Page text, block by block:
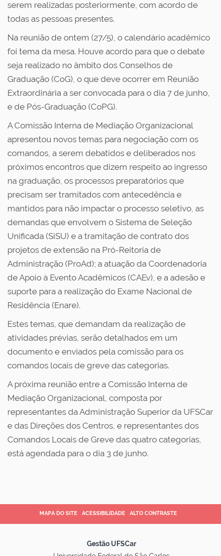
serem realizadas posteriormente, com acordo de
todas as pessoas presentes.
Na reunião de ontem (27/5), o calendário acadêmico
foi tema da mesa. Houve acordo para que o debate
seja realizado no âmbito dos Conselhos de
Graduação (CoG), o que deve ocorrer em Reunião
Extraordinária a ser convocada para o dia 7 de junho,
e de Pós-Graduação (CoPG).
A Comissão Interna de Mediação Organizacional
apresentou novos temas para negociação com os
comandos, a serem debatidos e deliberados nos
próximos encontros que dizem respeito ao ingresso
na graduação, os processos preparatórios que
precisam ser tramitados com antecedência e
mantidos para não impactar o processo seletivo, as
demandas que envolvem o Sistema de Seleção
Unificada (SiSU) e a tramitação de contrato dos
projetos de extensão na Pró-Reitoria de
Administração (ProAd); a atuação da Coordenadoria
de Apoio à Evento Acadêmicos (CAEv), e a adesão e
suporte para a realização do Exame Nacional de
Residência (Enare).
Estes temas, que demandam da realização de
atividades prévias, serão detalhados em um
documento e enviados pela comissão para os
comandos locais de greve das categorias.
A próxima reunião entre a Comissão Interna de
Mediação Organizacional, composta por
representantes da Administração Superior da UFSCar
e das Direções dos Centros, e representantes dos
Comandos Locais de Greve das quatro categorias,
está agendada para o dia 3 de junho.
MAPA DO SITE ACESSIBILIDADE ALTO CONTRASTE
Gestão UFSCar